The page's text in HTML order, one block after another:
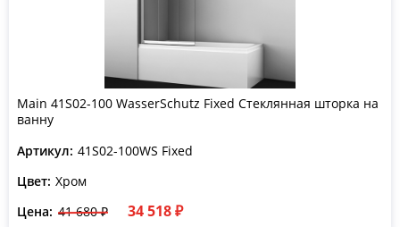
Main 41S02-100 WasserSchutz Fixed Стеклянная шторка на
ванну
Артикул: 41S02-100WS Fixed
Цвет: Хром
Цена: 41 680 ₽ 34 518 ₽